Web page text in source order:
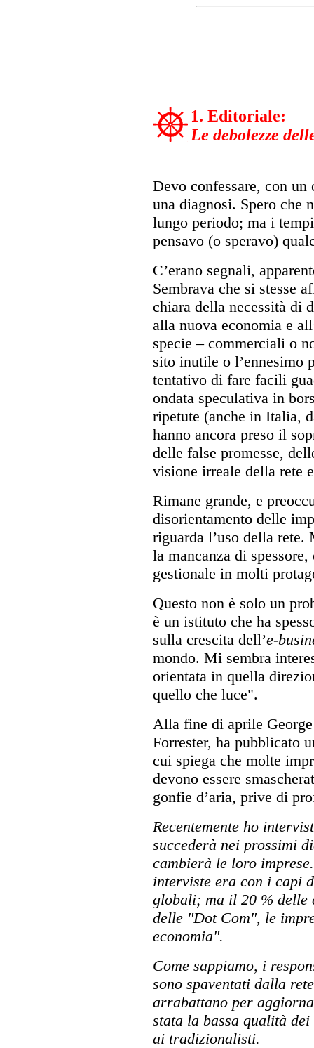
1. Editoriale:
Le debolezze
Devo confessare, con
una diagnosi. Spero che
lungo periodo; ma i
pensavo (o speravo)
C’erano segnali,
Sembrava che si stesse
chiara della necessità di
alla nuova economia e
specie – commerciali o
sito inutile o l’ennesimo
tentativo di fare facili
ondata speculativa in
ripetute (anche in Italia,
hanno ancora preso il
delle false promesse,
visione irreale della rete
Rimane grande, e
disorientamento delle
riguarda l’uso della rete.
la mancanza di
gestionale in molti
Questo non è solo un
è un istituto che ha
sulla crescita dell’e-
mondo. Mi sembra
orientata in quella
quello che luce".
Alla fine di aprile
Forrester, ha pubblicato
cui spiega che molte
devono essere
gonfie d’aria, prive di
Recentemente ho
succederà nei prossimi
cambierà le loro
interviste era con i capi
globali; ma il 20 % delle
delle "Dot Com", le
economia".
Come sappiamo, i
sono spaventati dalla
arrabattano per
stata la bassa qualità
ai tradizionalisti.